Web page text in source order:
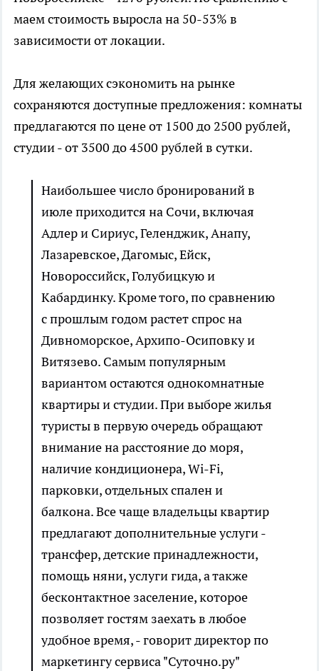
маем стоимость выросла на 50-53% в
зависимости от локации.
Для желающих сэкономить на рынке
сохраняются доступные предложения: комнаты
предлагаются по цене от 1500 до 2500 рублей,
студии - от 3500 до 4500 рублей в сутки.
Наибольшее число бронирований в
июле приходится на Сочи, включая
Адлер и Сириус, Геленджик, Анапу,
Лазаревское, Дагомыс, Ейск,
Новороссийск, Голубицкую и
Кабардинку. Кроме того, по сравнению
с прошлым годом растет спрос на
Дивноморское, Архипо-Осиповку и
Витязево. Самым популярным
вариантом остаются однокомнатные
квартиры и студии. При выборе жилья
туристы в первую очередь обращают
внимание на расстояние до моря,
наличие кондиционера, Wi-Fi,
парковки, отдельных спален и
балкона. Все чаще владельцы квартир
предлагают дополнительные услуги -
трансфер, детские принадлежности,
помощь няни, услуги гида, а также
бесконтактное заселение, которое
позволяет гостям заехать в любое
удобное время, - говорит директор по
маркетингу сервиса "Суточно.ру"